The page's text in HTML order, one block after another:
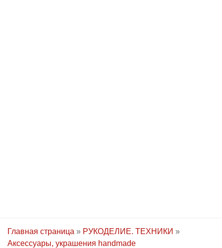
Главная страница » РУКОДЕЛИЕ. ТЕХНИКИ »
Аксессуары, украшения handmade